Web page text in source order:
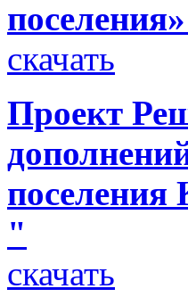
скачать
Проект
поселения
"
скачать